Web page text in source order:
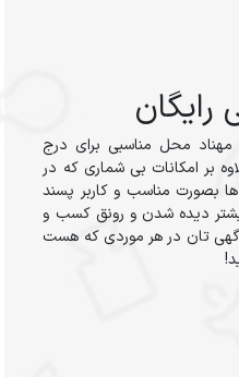
رایگان
مهناد محل مناسبی برای درج
بر امکانات بی شماری که در
ها بصورت مناسب و کاربر پسند
دیده شدن و رونق کسب و
تان در هر موردی که هست